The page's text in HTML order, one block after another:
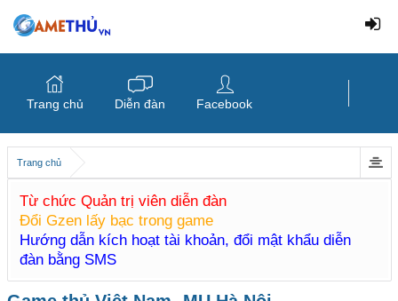
Trang chủ
Từ chức Quản trị viên diễn đàn
Đổi Gzen lấy bạc trong game
Hướng dẫn kích hoạt tài khoản, đổi mật khẩu diễn
đàn bằng SMS
Trang chủ Diễn đàn Facebook